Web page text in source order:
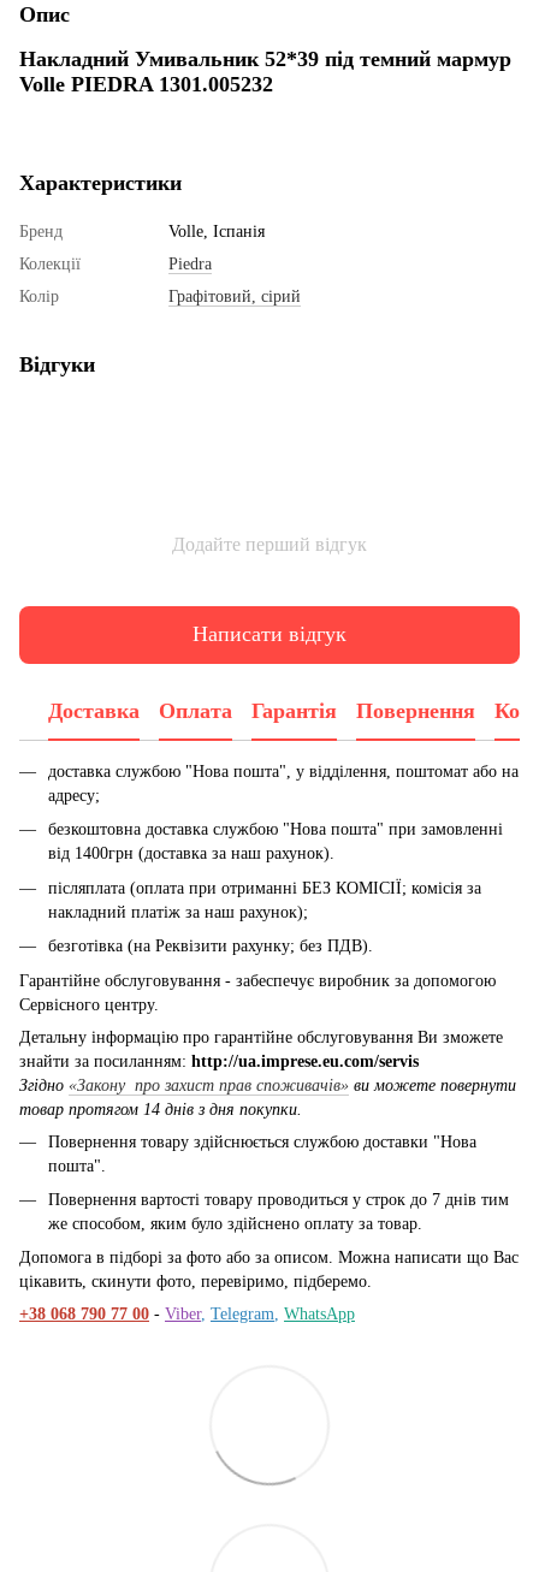
Опис
Накладний Умивальник 52*39 під темний мармур
Volle PIEDRA 1301.005232
Характеристики
Бренд
Volle, Іспанія
Колекції
Piedra
Колір
Графітовий, сірий
Відгуки
Додайте перший відгук
Написати відгук
Доставка Оплата Гарантія Повернення
доставка службою "Нова пошта", у відділення, поштомат або на
адресу;
безкоштовна доставка службою "Нова пошта" при замовленні
від 1400грн (доставка за наш рахунок).
післяплата (оплата при отриманні БЕЗ КОМІСІЇ; комісія за
накладний платіж за наш рахунок);
безготівка (на Реквізити рахунку; без ПДВ).
Гарантійне обслуговування - забеспечує виробник за допомогою
Сервісного центру.
Детальну інформацію про гарантійне обслуговування Ви зможете
знайти за посиланням: http://ua.imprese.eu.com/servis
Згідно «Закону про захист прав споживачів» ви можете повернути
товар протягом 14 днів з дня покупки.
Повернення товару здійснюється службою доставки "Нова
пошта".
Повернення вартості товару проводиться у строк до 7 днів тим
же способом, яким було здійснено оплату за товар.
Допомога в підборі за фото або за описом. Можна написати що Вас
цікавить, скинути фото, перевіримо, підберемо.
+38 068 790 77 00 - Viber, Telegram, WhatsApp